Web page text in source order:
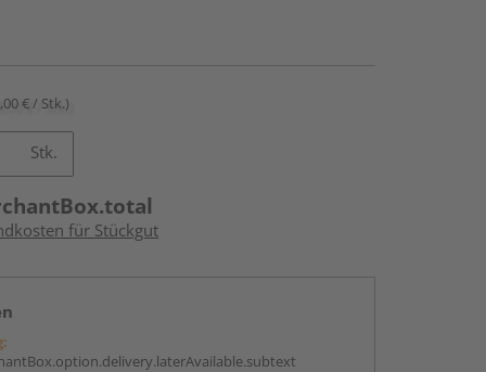
€ / Stk.)
Stk.
für Stückgut